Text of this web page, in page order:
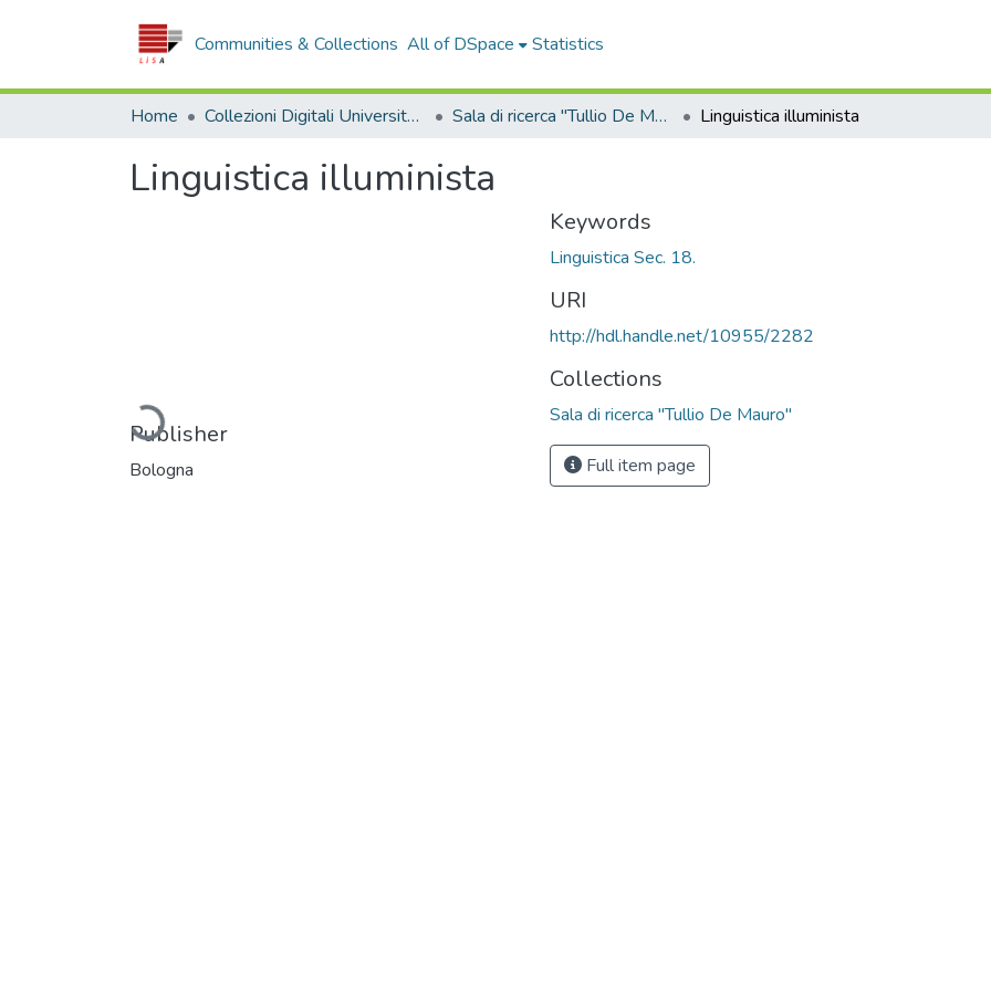
Communities & Collections All of DSpace Statistics
Home Collezioni Digitali Università della Calabria Sala di ricerca "Tullio De Mauro" Linguistica illuminista
Linguistica illuminista
Loading...
Publisher
Bologna
Keywords
Linguistica Sec. 18.
URI
http://hdl.handle.net/10955/2282
Collections
Sala di ricerca "Tullio De Mauro"
Full item page